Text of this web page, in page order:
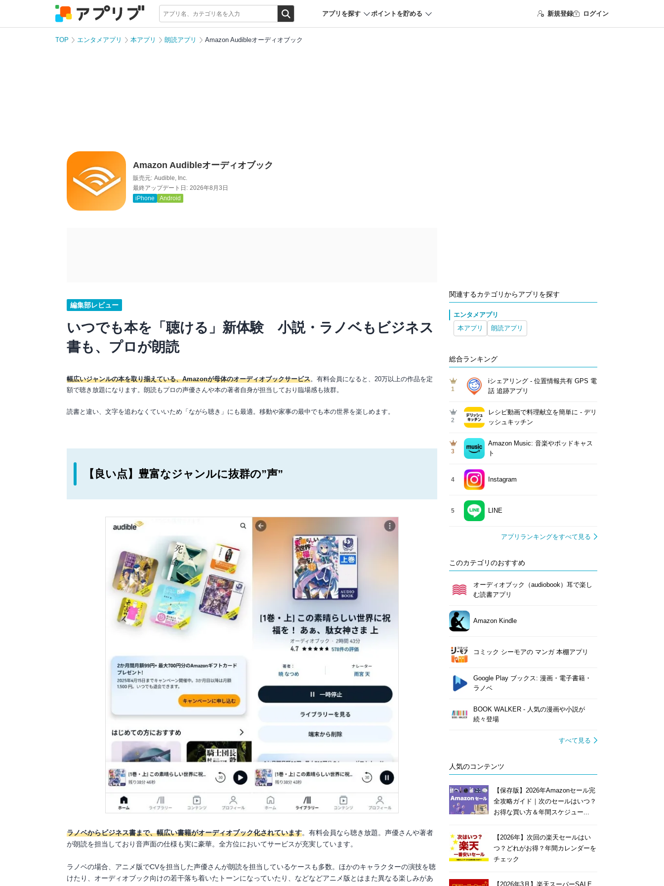
アプリを探す ポイントを貯める 新規登録 ログイン
TOP エンタメアプリ 本アプリ 朗読アプリ Amazon Audibleオーディオブック
Amazon Audibleオーディオブック
販売元: Audible, Inc.
最終アップデート日: 2026年8月3日
iPhone
Android
編集部レビュー
いつでも本を「聴ける」新体験 小説・ラノベもビジネス
書も、プロが朗読
幅広いジャンルの本を取り揃えている、Amazonが母体のオーディオブックサービス。有料会員になると、20万以上の作品を定
額で聴き放題になります。朗読もプロの声優さんや本の著者自身が担当しており臨場感も抜群。
読書と違い、文字を追わなくていいため「ながら聴き」にも最適。移動や家事の最中でも本の世界を楽しめます。
【良い点】豊富なジャンルに抜群の”声”
ラノベからビジネス書まで、幅広い書籍がオーディオブック化されています。有料会員なら聴き放題。声優さんや著者
が朗読を担当しており音声面の仕様も実に豪華。全方位においてサービスが充実しています。
ラノベの場合、アニメ版でCVを担当した声優さんが朗読を担当しているケースも多数。ほかのキャラクターの演技を聴
けたり、オーディオブック向けの若干落ち着いたトーンになっていたり、などなどアニメ版とはまた異なる楽しみがあ
関連するカテゴリからアプリを探す
エンタメアプリ
本アプリ
朗読アプリ
総合ランキング
1
iシェアリング - 位置情報共有 GPS 電
話 追跡アプリ
2
レシピ動画で料理献立を簡単‪に - デリ
ッシュキッチン
3
Amazon Music: 音楽やポッドキャス
ト
4 Instagram
5 LINE
アプリランキングをすべて見る
このカテゴリのおすすめ
オーディオブック（audiobook）耳で楽し
む読書アプリ
Amazon Kindle
コミック シーモアの マンガ 本棚アプリ
Google Play ブックス: 漫画・電子書籍・
ラノベ
BOOK WALKER - 人気の漫画や小説が
続々登場
すべて見る
人気のコンテンツ
【保存版】2026年Amazonセール完
全攻略ガイド｜次のセールはいつ？
お得な買い方＆年間スケジュー...
【2026年】次回の楽天セールはい
つ？どれがお得？年間カレンダーを
チェック
【2026年3月】楽天スーパーSALE